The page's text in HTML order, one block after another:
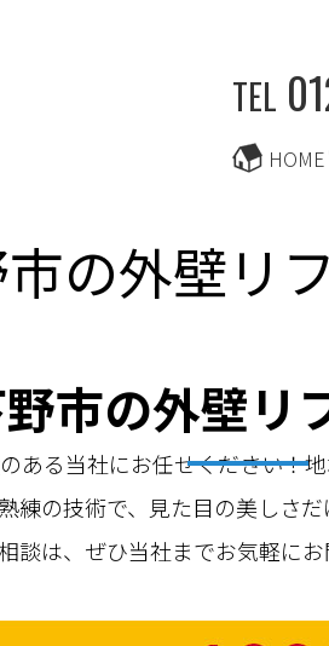
TEL
HOME
の外壁リ
市の外壁リ
ある当社にお任せください！
練の技術で、見た目の美しさ
は、ぜひ当社までお気軽にお